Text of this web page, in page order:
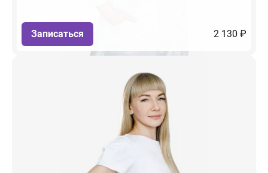
Записаться 2 130 ₽